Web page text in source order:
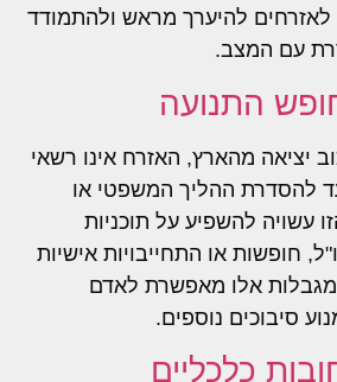
להיערך מראש ולהתמודד
עם המצב.
התנועה
יציאה מהארץ, האזרח אינו רשאי
להסדרת ההליך המשפטי או
עשויה להשפיע על תוכניות
חופשות או התחייבויות אישיות
אלו מאפשרת לאדם
סיבוכים נוספים.
כלכליים